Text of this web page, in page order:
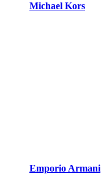
Michael Kors
Emporio Armani